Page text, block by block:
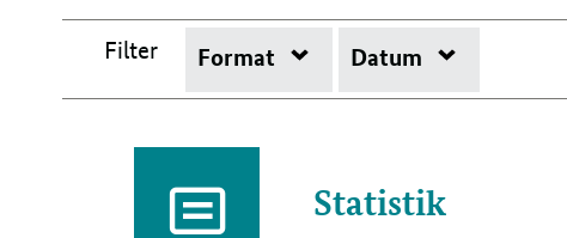
Filter Filter
Format Filter
Datum
Statistik